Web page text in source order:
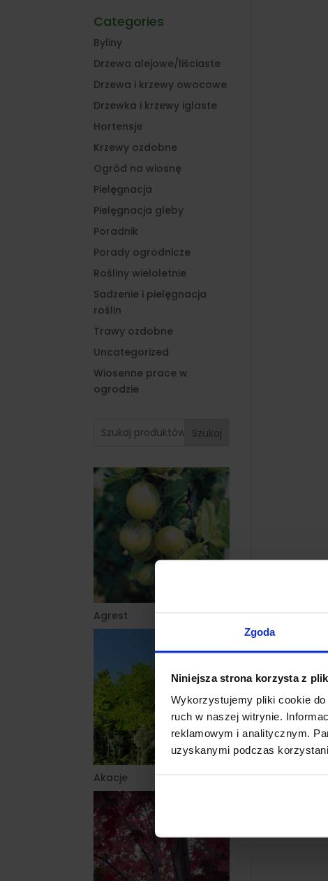
Zgoda
Niniejsza strona korzysta z
Wykorzystujemy pliki cookie
ruch w naszej witrynie.
reklamowym i analitycznym.
uzyskanymi podczas
Categories
Byliny
Drzewa alejowe/liściaste
Drzewa i krzewy owocowe
Drzewka i krzewy iglaste
Hortensje
Krzewy ozdobne
Ogród na wiosnę
Pielęgnacja
Pielęgnacja gleby
Poradnik
Porady ogrodnicze
Rośliny wieloletnie
Sadzenie i pielęgnacja
roślin
Trawy ozdobne
Uncategorized
Wiosenne prace w
ogrodzie
Szukaj
Agrest
Akacje